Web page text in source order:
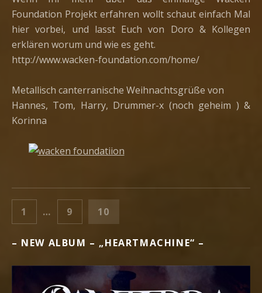
Foundation Projekt erfahren wollt schaut einfach Mal
hier vorbei, und lasst Euch von Doro & Kollegen
erklären worum und wie es geht.
http://www.wacken-foundation.com/home/
Metallisch canterranische Weihnachtsgrüße von
Hannes, Tom, Harry, Drummer-x (noch geheim ) &
Korinna
BEITRAGSNAVIGATION
VORHERIGE
PAGE
1 … PAGE
9 PAGE
10
– NEW ALBUM – „HEARTMACHINE“ –